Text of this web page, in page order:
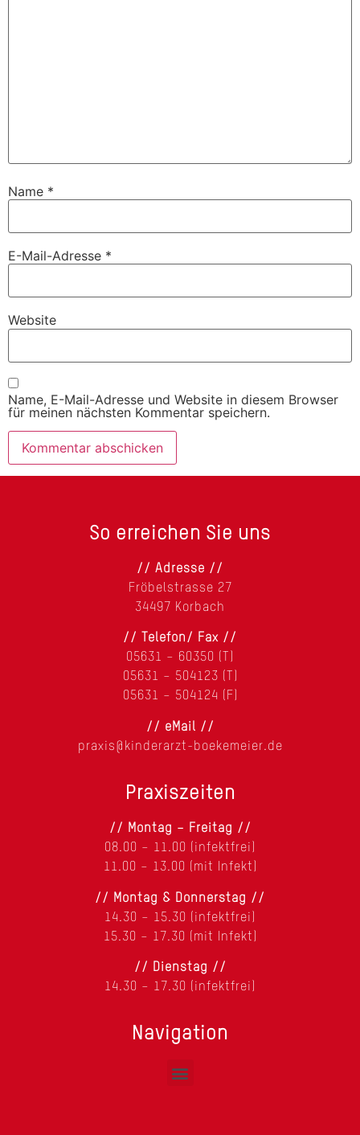
Name *
E-Mail-Adresse *
Website
Name, E-Mail-Adresse und Website in diesem Browser
für meinen nächsten Kommentar speichern.
So erreichen Sie uns
// Adresse //
Fröbelstrasse 27
34497 Korbach
// Telefon/ Fax //
05631 – 60350 (T)
05631 – 504123 (T)
05631 – 504124 (F)
// eMail //
praxis@kinderarzt-boekemeier.de
Praxiszeiten
// Montag – Freitag //
08.00 – 11.00 (infektfrei)
11.00 – 13.00 (mit Infekt)
// Montag & Donnerstag //
14.30 – 15.30 (infektfrei)
15.30 – 17.30 (mit Infekt)
// Dienstag //
14.30 – 17.30 (infektfrei)
Navigation